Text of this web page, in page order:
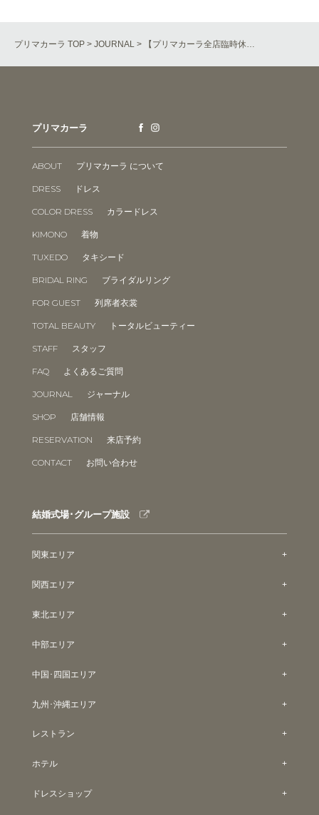
プリマカーラ TOP > JOURNAL > 【プリマカーラ全店臨時休…
プリマカーラ
ABOUT プリマカーラ について
DRESS ドレス
COLOR DRESS カラードレス
KIMONO 着物
TUXEDO タキシード
BRIDAL RING ブライダルリング
FOR GUEST 列席者衣裳
TOTAL BEAUTY トータルビューティー
STAFF スタッフ
FAQ よくあるご質問
JOURNAL ジャーナル
SHOP 店舗情報
RESERVATION 来店予約
CONTACT お問い合わせ
結婚式場･グループ施設
関東エリア
関西エリア
東北エリア
中部エリア
中国･四国エリア
九州･沖縄エリア
レストラン
ホテル
ドレスショップ